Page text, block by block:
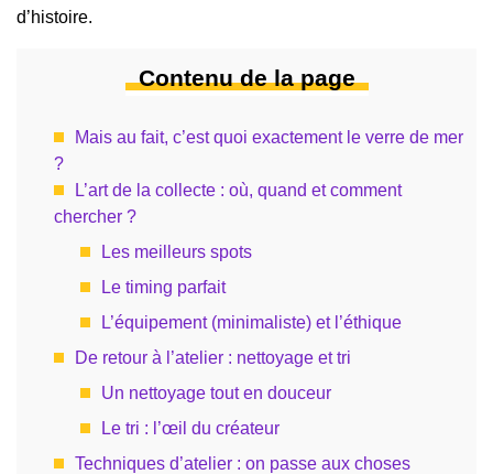
d’histoire.
Contenu de la page
Mais au fait, c’est quoi exactement le verre de mer
?
L’art de la collecte : où, quand et comment
chercher ?
Les meilleurs spots
Le timing parfait
L’équipement (minimaliste) et l’éthique
De retour à l’atelier : nettoyage et tri
Un nettoyage tout en douceur
Le tri : l’œil du créateur
Techniques d’atelier : on passe aux choses